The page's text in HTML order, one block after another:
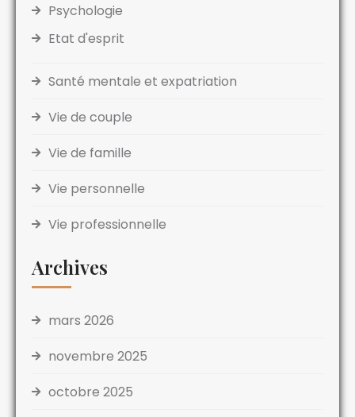
Psychologie
Etat d'esprit
Santé mentale et expatriation
Vie de couple
Vie de famille
Vie personnelle
Vie professionnelle
Archives
mars 2026
novembre 2025
octobre 2025